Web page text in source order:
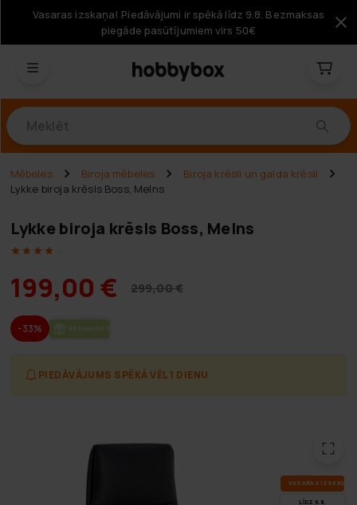
Vasaras izskaņa! Piedāvājumi ir spēkā līdz 9.8. Bezmaksas
piegāde pasūtījumiem virs 50€
Mēbeles Biroja mēbeles
Biroja krēsli un galda krēsli
Lykke biroja krēsls Boss, Melns
Lykke biroja krēsls Boss, Melns
199,00 € 299,00 €
-33% BEZ­MAK­SAS PIE­GĀ­DE
PIEDĀVĀJUMS SPĒKĀ VĒL 1 DIENU
VA­SA­RAS IZ­SKA­ŅA
LĪDZ 9.8.